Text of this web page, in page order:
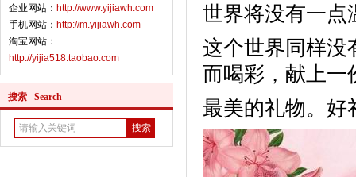
企业网站： http://www.yijiawh.com
手机网站： http://m.yijiawh.com
淘宝网站：
http://yijia518.taobao.com
搜索 Search
世界将没有一点
这个世界同样没
而喝彩，献上一
最美的礼物。好